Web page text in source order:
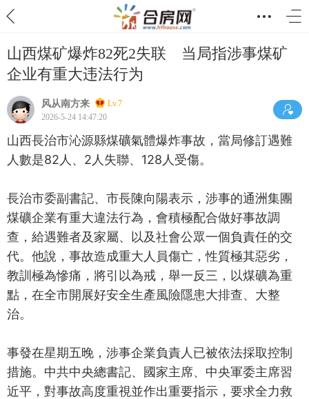
山西煤矿爆炸82死2失联 当局指涉事煤矿
企业有重大违法行为
风从南方来
Lv.7
2026-5-24 14:47:20
山西長治市沁源縣煤礦氣體爆炸事故，當局修訂遇難
人數是82人、2人失聯、128人受傷。
長治市委副書記、市長陳向陽表示，涉事的通洲集團
煤礦企業有重大違法行為，會積極配合做好事故調
查，給遇難者及家屬、以及社會公眾一個負責任的交
代。他說，事故造成重大人員傷亡，性質極其惡劣，
教訓極為慘痛，將引以為戒，舉一反三，以煤礦為重
點，在全市開展好安全生產風險隱患大排查、大整
治。
事發在星期五晚，涉事企業負責人已被依法採取控制
措施。中共中央總書記、國家主席、中央軍委主席習
近平，對事故高度重視並作出重要指示，要求全力救